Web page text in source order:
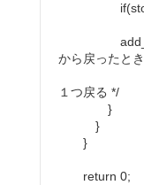
から戻ったと
１つ戻る */
}
}
}
return 0;